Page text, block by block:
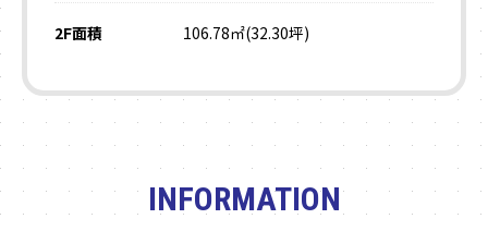
2F面積 106.78㎡(32.30坪)
INFORMATION